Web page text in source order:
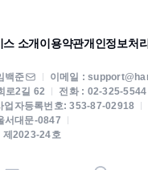
스 소개 이용약관개인정보처
백준
이메일 :
로2길 62
전화 : 02-325-5544
업자등록번호: 353-87-02918
서대문-0847
제2023-24호